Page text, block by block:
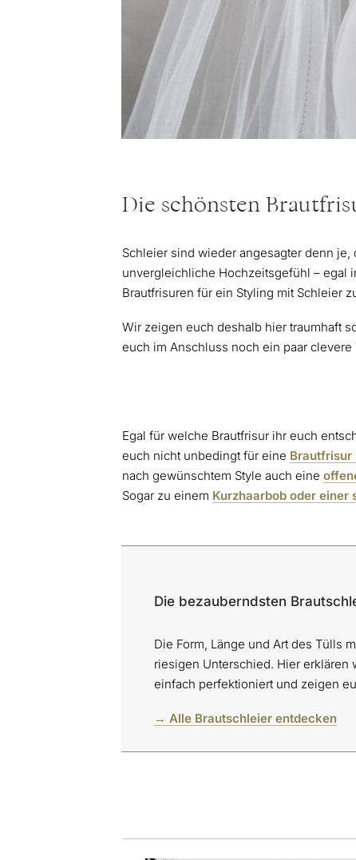
Die schönsten
Schleier sind wieder angesagter denn
unvergleichliche Hochzeitsgefühl – egal
Brautfrisuren für ein Styling mit Schleier
Wir zeigen euch deshalb hier traumhaft
euch im Anschluss noch ein paar
Egal für welche Brautfrisur ihr euch
euch nicht unbedingt für eine Brautfrisur
nach gewünschtem Style auch eine
Sogar zu einem Kurzhaarbob oder einer
Die bezauberndsten
Die Form, Länge und Art des Tülls
riesigen Unterschied. Hier erklären
einfach perfektioniert und zeigen
→ Alle Brautschleier entdecken